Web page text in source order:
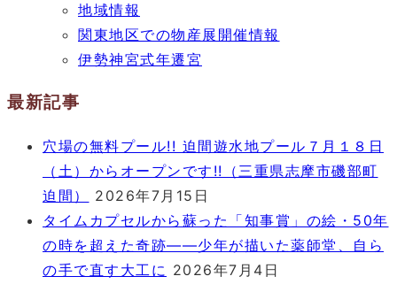
地域情報
関東地区での物産展開催情報
伊勢神宮式年遷宮
最新記事
穴場の無料プール!! 迫間遊水地プール７月１８日
（土）からオープンです!!（三重県志摩市磯部町
迫間）
2026年7月15日
タイムカプセルから蘇った「知事賞」の絵・50年
の時を超えた奇跡――少年が描いた薬師堂、自ら
の手で直す大工に 2026年7月4日